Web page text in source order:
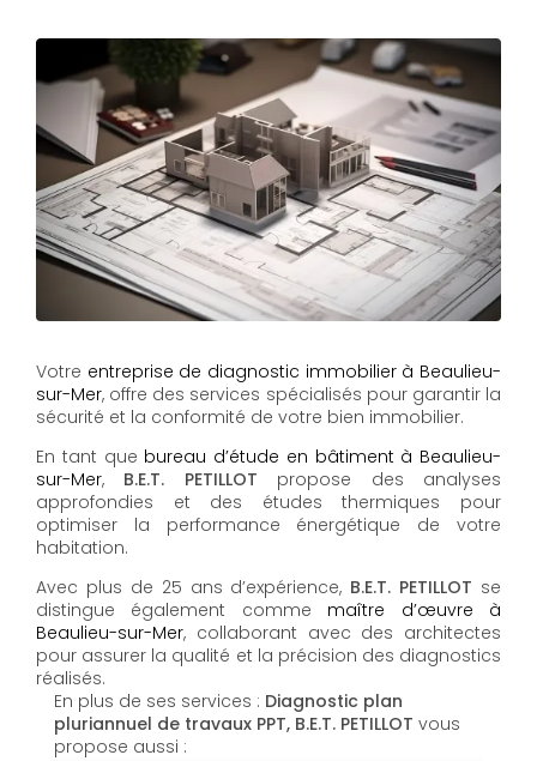
Votre entreprise de diagnostic immobilier à Beaulieu-
sur-Mer, offre des services spécialisés pour garantir la
sécurité et la conformité de votre bien immobilier.
En tant que bureau d’étude en bâtiment à Beaulieu-
sur-Mer, B.E.T. PETILLOT propose des analyses
approfondies et des études thermiques pour
optimiser la performance énergétique de votre
habitation.
Avec plus de 25 ans d’expérience, B.E.T. PETILLOT se
distingue également comme maître d’œuvre à
Beaulieu-sur-Mer, collaborant avec des architectes
pour assurer la qualité et la précision des diagnostics
réalisés.
En plus de ses services : Diagnostic plan
pluriannuel de travaux PPT, B.E.T. PETILLOT vous
propose aussi :